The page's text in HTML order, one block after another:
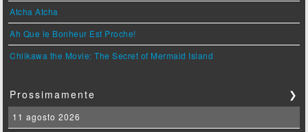
Atcha Atcha
Ah Que le Bonheur Est Proche!
Chiikawa the Movie: The Secret of Mermaid Island
Prossimamente ❯
11 agosto 2026